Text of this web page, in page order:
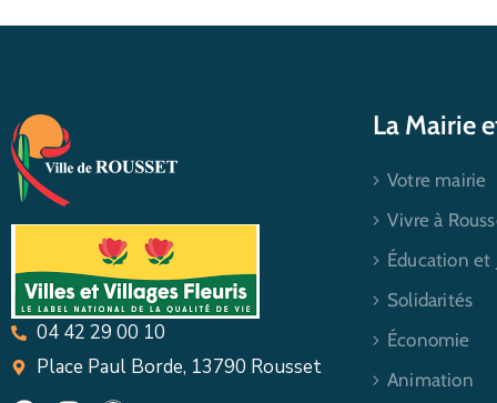
04 42 29 00 10
Place Paul Borde, 13790 Rousset
La Mairie
Votre mairie
Vivre à
Éducation et
Solidarités
Économie
Animation